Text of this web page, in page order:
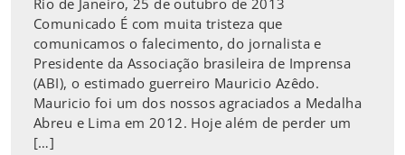
Comunicado É com muita tristeza que
comunicamos o falecimento, do jornalista e
Presidente da Associação brasileira de Imprensa
(ABI), o estimado guerreiro Mauricio Azêdo.
Mauricio foi um dos nossos agraciados a Medalha
Abreu e Lima em 2012. Hoje além de perder um
[…]